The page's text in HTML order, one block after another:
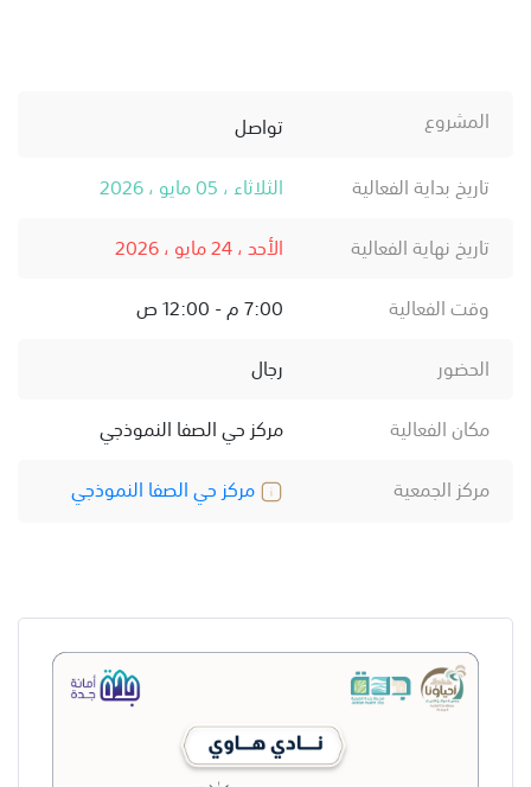
المشروع
تواصل
تاريخ بداية الفعالية
الثلاثاء ، 05 مايو ، 2026
تاريخ نهاية الفعالية
الأحد ، 24 مايو ، 2026
وقت الفعالية
7:00 م - 12:00 ص
الحضور
رجال
مكان الفعالية
مركز حي الصفا النموذجي
مركز الجمعية
مركز حي الصفا النموذجي